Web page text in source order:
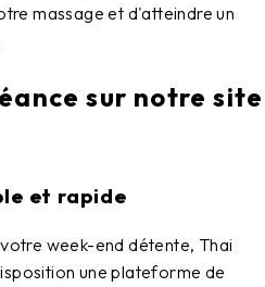
massage et d'atteindre un
sur notre site
et rapide
week-end détente, Thai
une plateforme de